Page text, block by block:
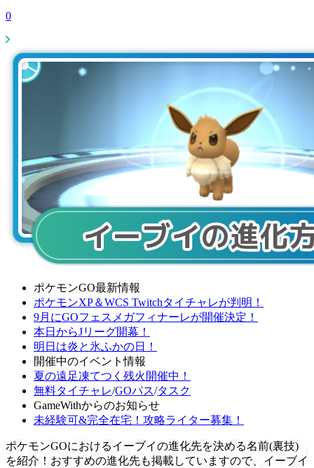
0
ポケモンGO最新情報
ポケモンXP＆WCS Twitchタイチャレが判明！
9月にGOフェスメガフィナーレが開催決定！
本日からJリーグ開幕！
明日は炎と氷ふかの日！
開催中のイベント情報
夏の遠足凍てつく残火開催中！
無料タイチャレ/GOパス/タスク
GameWithからのお知らせ
未経験可&完全在宅！攻略ライター募集！
ポケモンGOにおけるイーブイの進化先を決める名前(裏技)
を紹介！おすすめの進化先も掲載していますので、イーブイ